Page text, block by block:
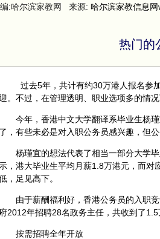
:哈尔滨家教网 来源: 哈尔滨家教信息
热门的
过去5年，共计有约30万港人报名参加
。不过，在管理透明、职业选项多的情
今年，香港中文大学翻译系毕业生杨瑾
了，有些未必是对入职公务员感兴趣，但
杨瑾宜的想法代表了相当一部分大学毕
，港大毕业生平均月薪1.8万港元，而对
，足见高下。
由于薪酬福利好，香港公务员的入职竞
府2012年招聘28名政务主任，共收到了
按需招聘全年开放